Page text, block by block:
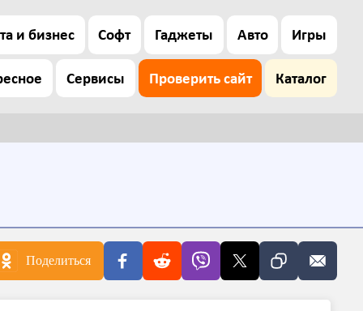
и бизнес Софт Гаджеты Авто Игры
Сервисы Проверить сайт Каталог
Поделиться